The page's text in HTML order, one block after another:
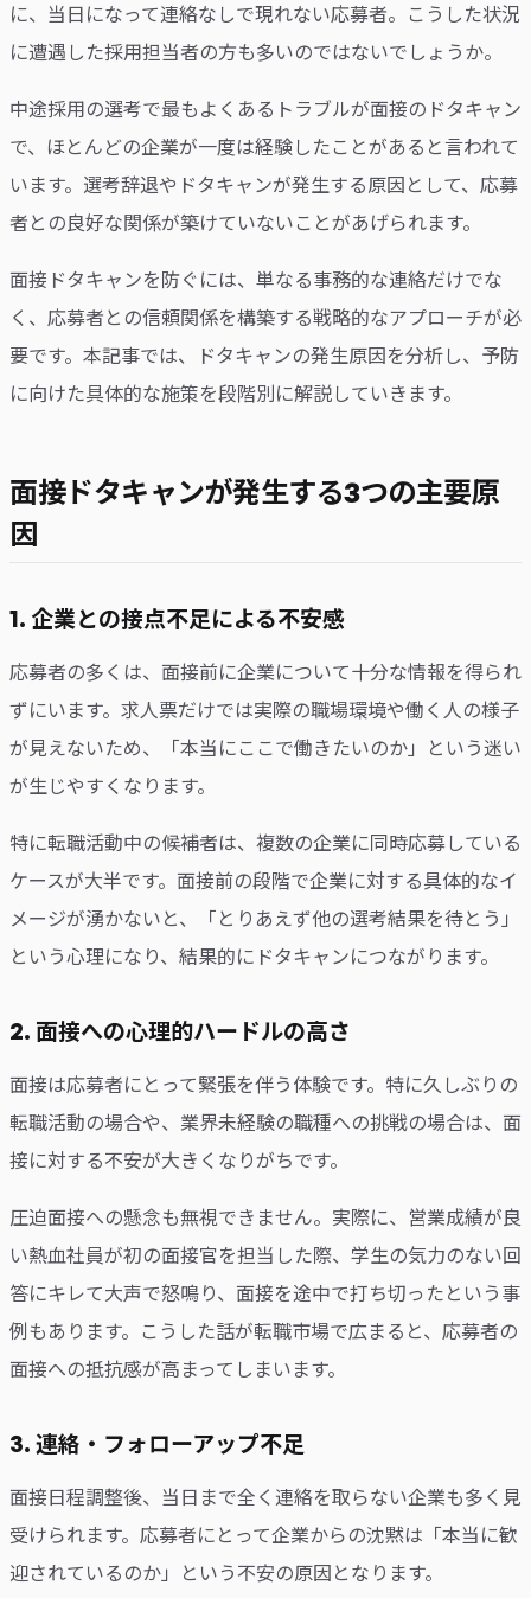
に、当日になって連絡なしで現れない応募者。こうした状況
に遭遇した採用担当者の方も多いのではないでしょうか。
中途採用の選考で最もよくあるトラブルが面接のドタキャン
で、ほとんどの企業が一度は経験したことがあると言われて
います。選考辞退やドタキャンが発生する原因として、応募
者との良好な関係が築けていないことがあげられます。
面接ドタキャンを防ぐには、単なる事務的な連絡だけでな
く、応募者との信頼関係を構築する戦略的なアプローチが必
要です。本記事では、ドタキャンの発生原因を分析し、予防
に向けた具体的な施策を段階別に解説していきます。
面接ドタキャンが発生する3つの主要原
因
1. 企業との接点不足による不安感
応募者の多くは、面接前に企業について十分な情報を得られ
ずにいます。求人票だけでは実際の職場環境や働く人の様子
が見えないため、「本当にここで働きたいのか」という迷い
が生じやすくなります。
特に転職活動中の候補者は、複数の企業に同時応募している
ケースが大半です。面接前の段階で企業に対する具体的なイ
メージが湧かないと、「とりあえず他の選考結果を待とう」
という心理になり、結果的にドタキャンにつながります。
2. 面接への心理的ハードルの高さ
面接は応募者にとって緊張を伴う体験です。特に久しぶりの
転職活動の場合や、業界未経験の職種への挑戦の場合は、面
接に対する不安が大きくなりがちです。
圧迫面接への懸念も無視できません。実際に、営業成績が良
い熱血社員が初の面接官を担当した際、学生の気力のない回
答にキレて大声で怒鳴り、面接を途中で打ち切ったという事
例もあります。こうした話が転職市場で広まると、応募者の
面接への抵抗感が高まってしまいます。
3. 連絡・フォローアップ不足
面接日程調整後、当日まで全く連絡を取らない企業も多く見
受けられます。応募者にとって企業からの沈黙は「本当に歓
迎されているのか」という不安の原因となります。